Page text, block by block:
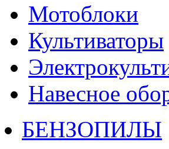
Мотоблоки
Культиваторы
Навесное
БЕНЗОПИЛЫ